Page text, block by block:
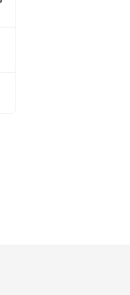
Mudik Nataru
Apresiasi :